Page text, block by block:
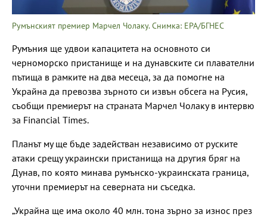
Румънският премиер Марчел Чолаку. Снимка: EPA/БГНЕС
Румъния ще удвои капацитета на основното си
черноморско пристанище и на дунавските си плавателни
пътища в рамките на два месеца, за да помогне на
Украйна да превозва зърното си извън обсега на Русия,
съобщи премиерът на страната Марчел Чолаку в интервю
за Financial Times.
Планът му ще бъде задействан независимо от руските
атаки срещу украински пристанища на другия бряг на
Дунав, по която минава румънско-украинската граница,
уточни премиерът на северната ни съседка.
„Украйна ще има около 40 млн. тона зърно за износ през